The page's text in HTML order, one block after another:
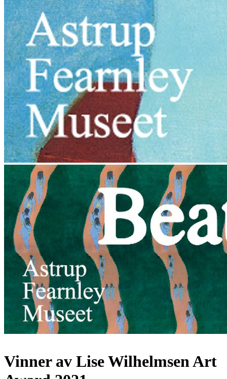
Vinner av Lise Wilhelmsen Art